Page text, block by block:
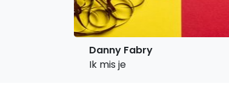
Danny Fabry
Ik mis je